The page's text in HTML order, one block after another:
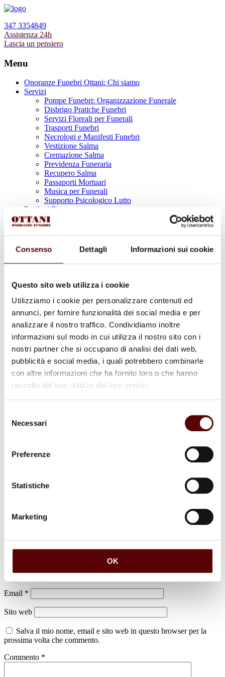
Consenso Dettagli Informazioni sui cookie
Questo sito web utilizza i cookie
Utilizziamo i cookie per personalizzare contenuti ed
annunci, per fornire funzionalità dei social media e per
analizzare il nostro traffico. Condividiamo inoltre
informazioni sul modo in cui utilizza il nostro sito con i
nostri partner che si occupano di analisi dei dati web,
pubblicità e social media, i quali potrebbero combinarle
con altre informazioni che ha fornito loro o che hanno
raccolto dal suo utilizzo dei loro servizi.
delNecessari
Preferenze
Statistiche
Marketing
OK
347 3354849
Assistenza 24h
Lascia un pensiero
Menu
Onoranze Funebri Ottani: Chi siamo
Servizi
Pompe Funebri: Organizzazione Funerale
Disbrigo Pratiche Funebri
Servizi Floreali per Funerali
Trasporti Funebri
Necrologi e Manifesti Funebri
Vestizione Salma
Cremazione Salma
Previdenza Funeraria
Recupero Salma
Passaporti Mortuari
Musica per Funerali
Supporto Psicologico Lutto
Prodotti Funerari
Lapidi, Lastre tombali e Monumenti Funerari
Urne Cinerarie
Allestimento Funebre
Cofani Funebri
In caso di decesso
Necrologi
Sedi Onoranze Funebri Ottani
per:
Luisa Cavicchi
Il tuo indirizzo email non sarà pubblicato. I campi obbligatori sono
Nome*
Email *
Sito web
Salva il mio nome, email e sito web in questo browser per la
prossima volta che commento.
Commento *